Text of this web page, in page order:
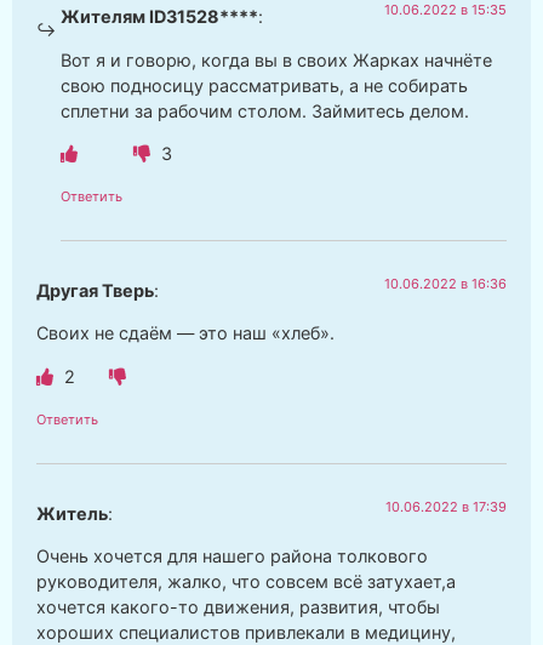
Жителям ID31528****: 10.06.2022 в 15:35
Вот я и говорю, когда вы в своих Жарках начнёте
свою подносицу рассматривать, а не собирать
сплетни за рабочим столом. Займитесь делом.
3
Ответить
Другая Тверь: 10.06.2022 в 16:36
Своих не сдаём — это наш «хлеб».
2
Ответить
Житель: 10.06.2022 в 17:39
Очень хочется для нашего района толкового
руководителя, жалко, что совсем всё затухает,а
хочется какого-то движения, развития, чтобы
хороших специалистов привлекали в медицину,